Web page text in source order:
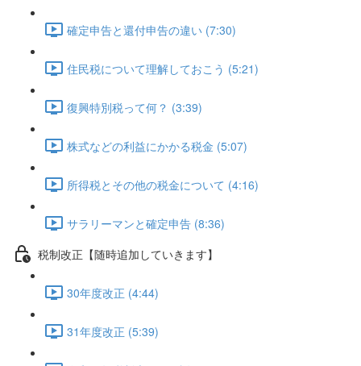
確定申告と還付申告の違い (7:30)
住民税について理解しておこう (5:21)
復興特別税って何？ (3:39)
株式などの利益にかかる税金 (5:07)
所得税とその他の税金について (4:16)
サラリーマンと確定申告 (8:36)
税制改正【随時追加していきます】
30年度改正 (4:44)
31年度改正 (5:39)